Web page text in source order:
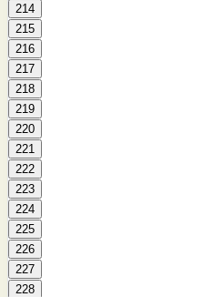
214
215
216
217
218
219
220
221
222
223
224
225
226
227
228